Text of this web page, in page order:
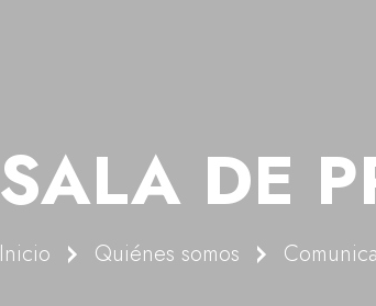
SALA DE
Inicio Quiénes somos